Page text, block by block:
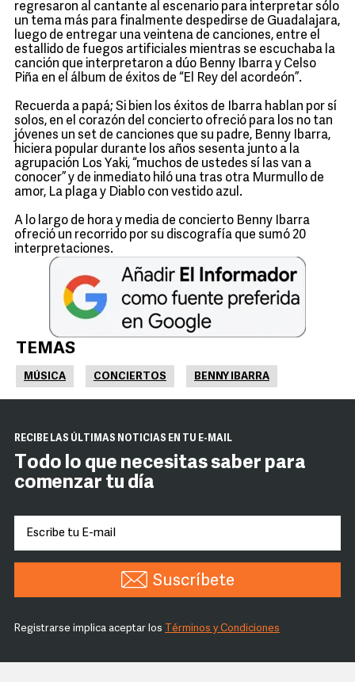
regresaron al cantante al escenario para interpretar sólo
un tema más para finalmente despedirse de Guadalajara,
luego de entregar una veintena de canciones, entre el
estallido de fuegos artificiales mientras se escuchaba la
canción que interpretaron a dúo Benny Ibarra y Celso
Piña en el álbum de éxitos de “El Rey del acordeón”.
Recuerda a papá; Si bien los éxitos de Ibarra hablan por sí
solos, en el corazón del concierto ofreció para los no tan
jóvenes un set de canciones que su padre, Benny Ibarra,
hiciera popular durante los años sesenta junto a la
agrupación Los Yaki, “muchos de ustedes sí las van a
conocer” y de inmediato hiló una tras otra Murmullo de
amor, La plaga y Diablo con vestido azul.
A lo largo de hora y media de concierto Benny Ibarra
ofreció un recorrido por su discografía que sumó 20
interpretaciones.
TEMAS
MÚSICA CONCIERTOS BENNY IBARRA
RECIBE LAS ÚLTIMAS NOTICIAS EN TU E-MAIL
Todo lo que necesitas saber para
comenzar tu día
Suscríbete
Registrarse implica aceptar los Términos y Condiciones